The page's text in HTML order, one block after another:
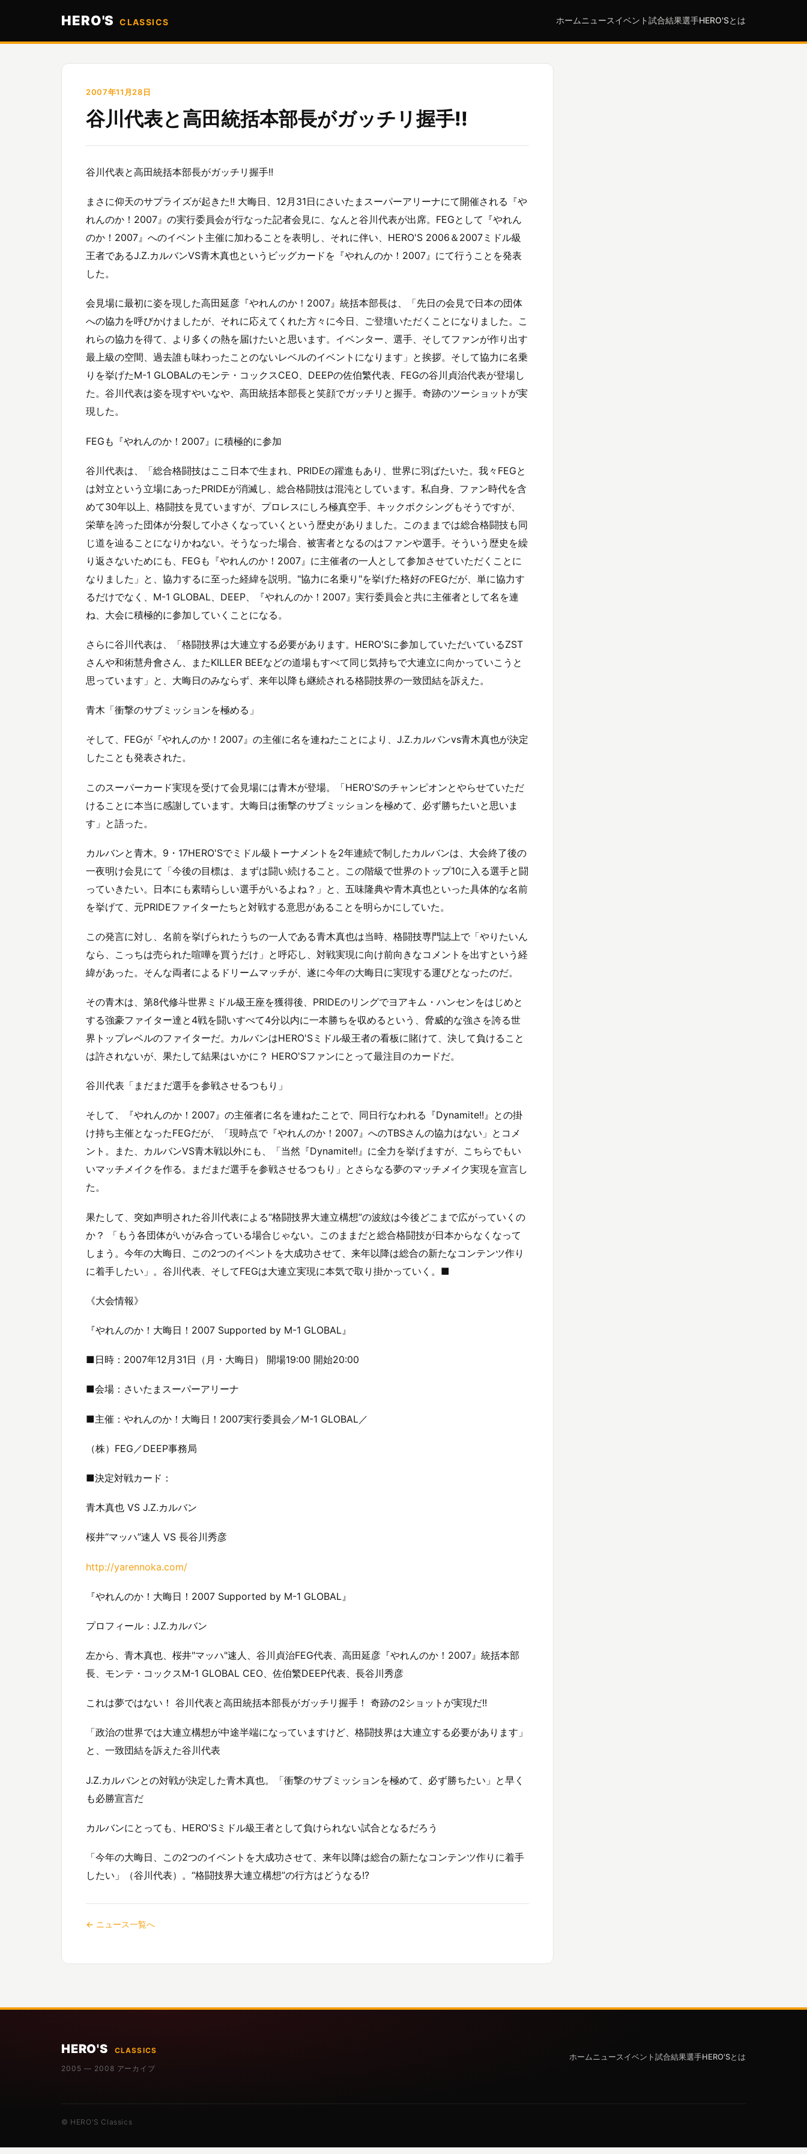
HERO'S CLASSICS ホーム ニュースイベント試合結果選手HERO'Sとは
2007年11月28日
谷川代表と高田統括本部長がガッチリ握手!!
谷川代表と高田統括本部長がガッチリ握手!!
まさに仰天のサプライズが起きた!! 大晦日、12月31日にさいたまスーパーアリーナにて開催される『や
れんのか！2007』の実行委員会が行なった記者会見に、なんと谷川代表が出席。FEGとして『やれん
のか！2007』へのイベント主催に加わることを表明し、それに伴い、HERO'S 2006＆2007ミドル級
王者であるJ.Z.カルバンVS青木真也というビッグカードを『やれんのか！2007』にて行うことを発表
した。
会見場に最初に姿を現した高田延彦『やれんのか！2007』統括本部長は、「先日の会見で日本の団体
への協力を呼びかけましたが、それに応えてくれた方々に今日、ご登壇いただくことになりました。こ
れらの協力を得て、より多くの熱を届けたいと思います。イベンター、選手、そしてファンが作り出す
最上級の空間、過去誰も味わったことのないレベルのイベントになります」と挨拶。そして協力に名乗
りを挙げたM-1 GLOBALのモンテ・コックスCEO、DEEPの佐伯繁代表、FEGの谷川貞治代表が登場し
た。谷川代表は姿を現すやいなや、高田統括本部長と笑顔でガッチリと握手。奇跡のツーショットが実
現した。
FEGも『やれんのか！2007』に積極的に参加
谷川代表は、「総合格闘技はここ日本で生まれ、PRIDEの躍進もあり、世界に羽ばたいた。我々FEGと
は対立という立場にあったPRIDEが消滅し、総合格闘技は混沌としています。私自身、ファン時代を含
めて30年以上、格闘技を見ていますが、プロレスにしろ極真空手、キックボクシングもそうですが、
栄華を誇った団体が分裂して小さくなっていくという歴史がありました。このままでは総合格闘技も同
じ道を辿ることになりかねない。そうなった場合、被害者となるのはファンや選手。そういう歴史を繰
り返さないためにも、FEGも『やれんのか！2007』に主催者の一人として参加させていただくことに
なりました」と、協力するに至った経緯を説明。"協力に名乗り"を挙げた格好のFEGだが、単に協力す
るだけでなく、M-1 GLOBAL、DEEP、『やれんのか！2007』実行委員会と共に主催者として名を連
ね、大会に積極的に参加していくことになる。
さらに谷川代表は、「格闘技界は大連立する必要があります。HERO'Sに参加していただいているZST
さんや和術慧舟會さん、またKILLER BEEなどの道場もすべて同じ気持ちで大連立に向かっていこうと
思っています」と、大晦日のみならず、来年以降も継続される格闘技界の一致団結を訴えた。
青木「衝撃のサブミッションを極める」
そして、FEGが『やれんのか！2007』の主催に名を連ねたことにより、J.Z.カルバンvs青木真也が決定
したことも発表された。
このスーパーカード実現を受けて会見場には青木が登場。「HERO'Sのチャンピオンとやらせていただ
けることに本当に感謝しています。大晦日は衝撃のサブミッションを極めて、必ず勝ちたいと思いま
す」と語った。
カルバンと青木。9・17HERO'Sでミドル級トーナメントを2年連続で制したカルバンは、大会終了後の
一夜明け会見にて「今後の目標は、まずは闘い続けること。この階級で世界のトップ10に入る選手と闘
っていきたい。日本にも素晴らしい選手がいるよね？」と、五味隆典や青木真也といった具体的な名前
を挙げて、元PRIDEファイターたちと対戦する意思があることを明らかにしていた。
この発言に対し、名前を挙げられたうちの一人である青木真也は当時、格闘技専門誌上で「やりたいん
なら、こっちは売られた喧嘩を買うだけ」と呼応し、対戦実現に向け前向きなコメントを出すという経
緯があった。そんな両者によるドリームマッチが、遂に今年の大晦日に実現する運びとなったのだ。
その青木は、第8代修斗世界ミドル級王座を獲得後、PRIDEのリングでヨアキム・ハンセンをはじめと
する強豪ファイター達と4戦を闘いすべて4分以内に一本勝ちを収めるという、脅威的な強さを誇る世
界トップレベルのファイターだ。カルバンはHERO'Sミドル級王者の看板に賭けて、決して負けること
は許されないが、果たして結果はいかに？ HERO'Sファンにとって最注目のカードだ。
谷川代表「まだまだ選手を参戦させるつもり」
そして、『やれんのか！2007』の主催者に名を連ねたことで、同日行なわれる『Dynamite!!』との掛
け持ち主催となったFEGだが、「現時点で『やれんのか！2007』へのTBSさんの協力はない」とコメ
ント。また、カルバンVS青木戦以外にも、「当然『Dynamite!!』に全力を挙げますが、こちらでもい
いマッチメイクを作る。まだまだ選手を参戦させるつもり」とさらなる夢のマッチメイク実現を宣言し
た。
果たして、突如声明された谷川代表による“格闘技界大連立構想”の波紋は今後どこまで広がっていくの
か？ 「もう各団体がいがみ合っている場合じゃない。このままだと総合格闘技が日本からなくなって
しまう。今年の大晦日、この2つのイベントを大成功させて、来年以降は総合の新たなコンテンツ作り
に着手したい」。谷川代表、そしてFEGは大連立実現に本気で取り掛かっていく。■
《大会情報》
『やれんのか！大晦日！2007 Supported by M-1 GLOBAL』
■日時：2007年12月31日（月・大晦日） 開場19:00 開始20:00
■会場：さいたまスーパーアリーナ
■主催：やれんのか！大晦日！2007実行委員会／M-1 GLOBAL／
（株）FEG／DEEP事務局
■決定対戦カード：
青木真也 VS J.Z.カルバン
桜井“マッハ”速人 VS 長谷川秀彦
http://yarennoka.com/
『やれんのか！大晦日！2007 Supported by M-1 GLOBAL』
プロフィール：J.Z.カルバン
左から、青木真也、桜井"マッハ"速人、谷川貞治FEG代表、高田延彦『やれんのか！2007』統括本部
長、モンテ・コックスM-1 GLOBAL CEO、佐伯繁DEEP代表、長谷川秀彦
これは夢ではない！ 谷川代表と高田統括本部長がガッチリ握手！ 奇跡の2ショットが実現だ!!
「政治の世界では大連立構想が中途半端になっていますけど、格闘技界は大連立する必要があります」
と、一致団結を訴えた谷川代表
J.Z.カルバンとの対戦が決定した青木真也。「衝撃のサブミッションを極めて、必ず勝ちたい」と早く
も必勝宣言だ
カルバンにとっても、HERO'Sミドル級王者として負けられない試合となるだろう
「今年の大晦日、この2つのイベントを大成功させて、来年以降は総合の新たなコンテンツ作りに着手
したい」（谷川代表）。“格闘技界大連立構想”の行方はどうなる!?
← ニュース一覧へ
HERO'S
CLASSICS
2005 — 2008 アーカイブ
ホームニュースイベント試合結果選手HERO'Sとは
© HERO'S Classics